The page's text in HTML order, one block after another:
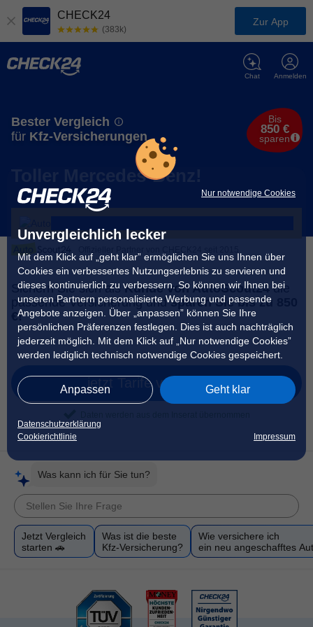
Nur notwendige Cookies
Unvergleichlich lecker
Mit dem Klick auf „geht klar” ermöglichen Sie uns Ihnen über
Cookies ein verbessertes Nutzungserlebnis zu servieren und
dieses kontinuierlich zu verbessern. So können wir Ihnen bei
unseren Partnern personalisierte Werbung und passende
Angebote anzeigen. Über „anpassen” können Sie Ihre
persönlichen Präferenzen festlegen. Dies ist auch nachträglich
jederzeit möglich. Mit dem Klick auf „Nur notwendige Cookies”
werden lediglich technisch notwendige Cookies gespeichert.
Anpassen Geht klar
Datenschutzerklärung
Cookierichtlinie
Impressum
CHECK24
(383k)
Zur App
Anmelden
Chat
Bester Vergleich
für Kfz-Versicherungen
Bis
850 €
sparen
Toller Mercedes-Benz!
Sichern Sie sich alsKunde von AutoScout24 die
passende Versicherung undsparen Sie bis zu 850
€!
jetzt Tarife vergleichen
Was kann ich für Sie tun?
Jetzt Vergleich
starten 🚗
Was ist die beste
Kfz-Versicherung?
Wie versichere ich
ein neu angeschafftes